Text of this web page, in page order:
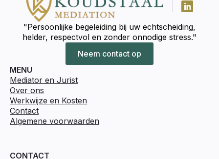
"Persoonlijke begeleiding bij uw echtscheiding,
helder, respectvol en zonder onnodige stress."
Neem contact op
MENU
Mediator en Jurist
Over ons
Werkwijze en Kosten
Contact
Algemene voorwaarden
CONTACT